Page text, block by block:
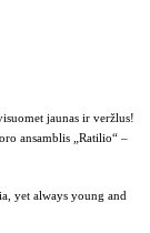
jaunas ir veržlus!
ansamblis „Ratilio“ –
yet always young and